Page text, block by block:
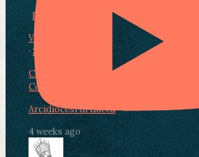
Photo
View on Facebook
· Share
Condividi su Facebook
Condividi su LinkedIn
Arcidiocesi di Lucca
4 weeks ago